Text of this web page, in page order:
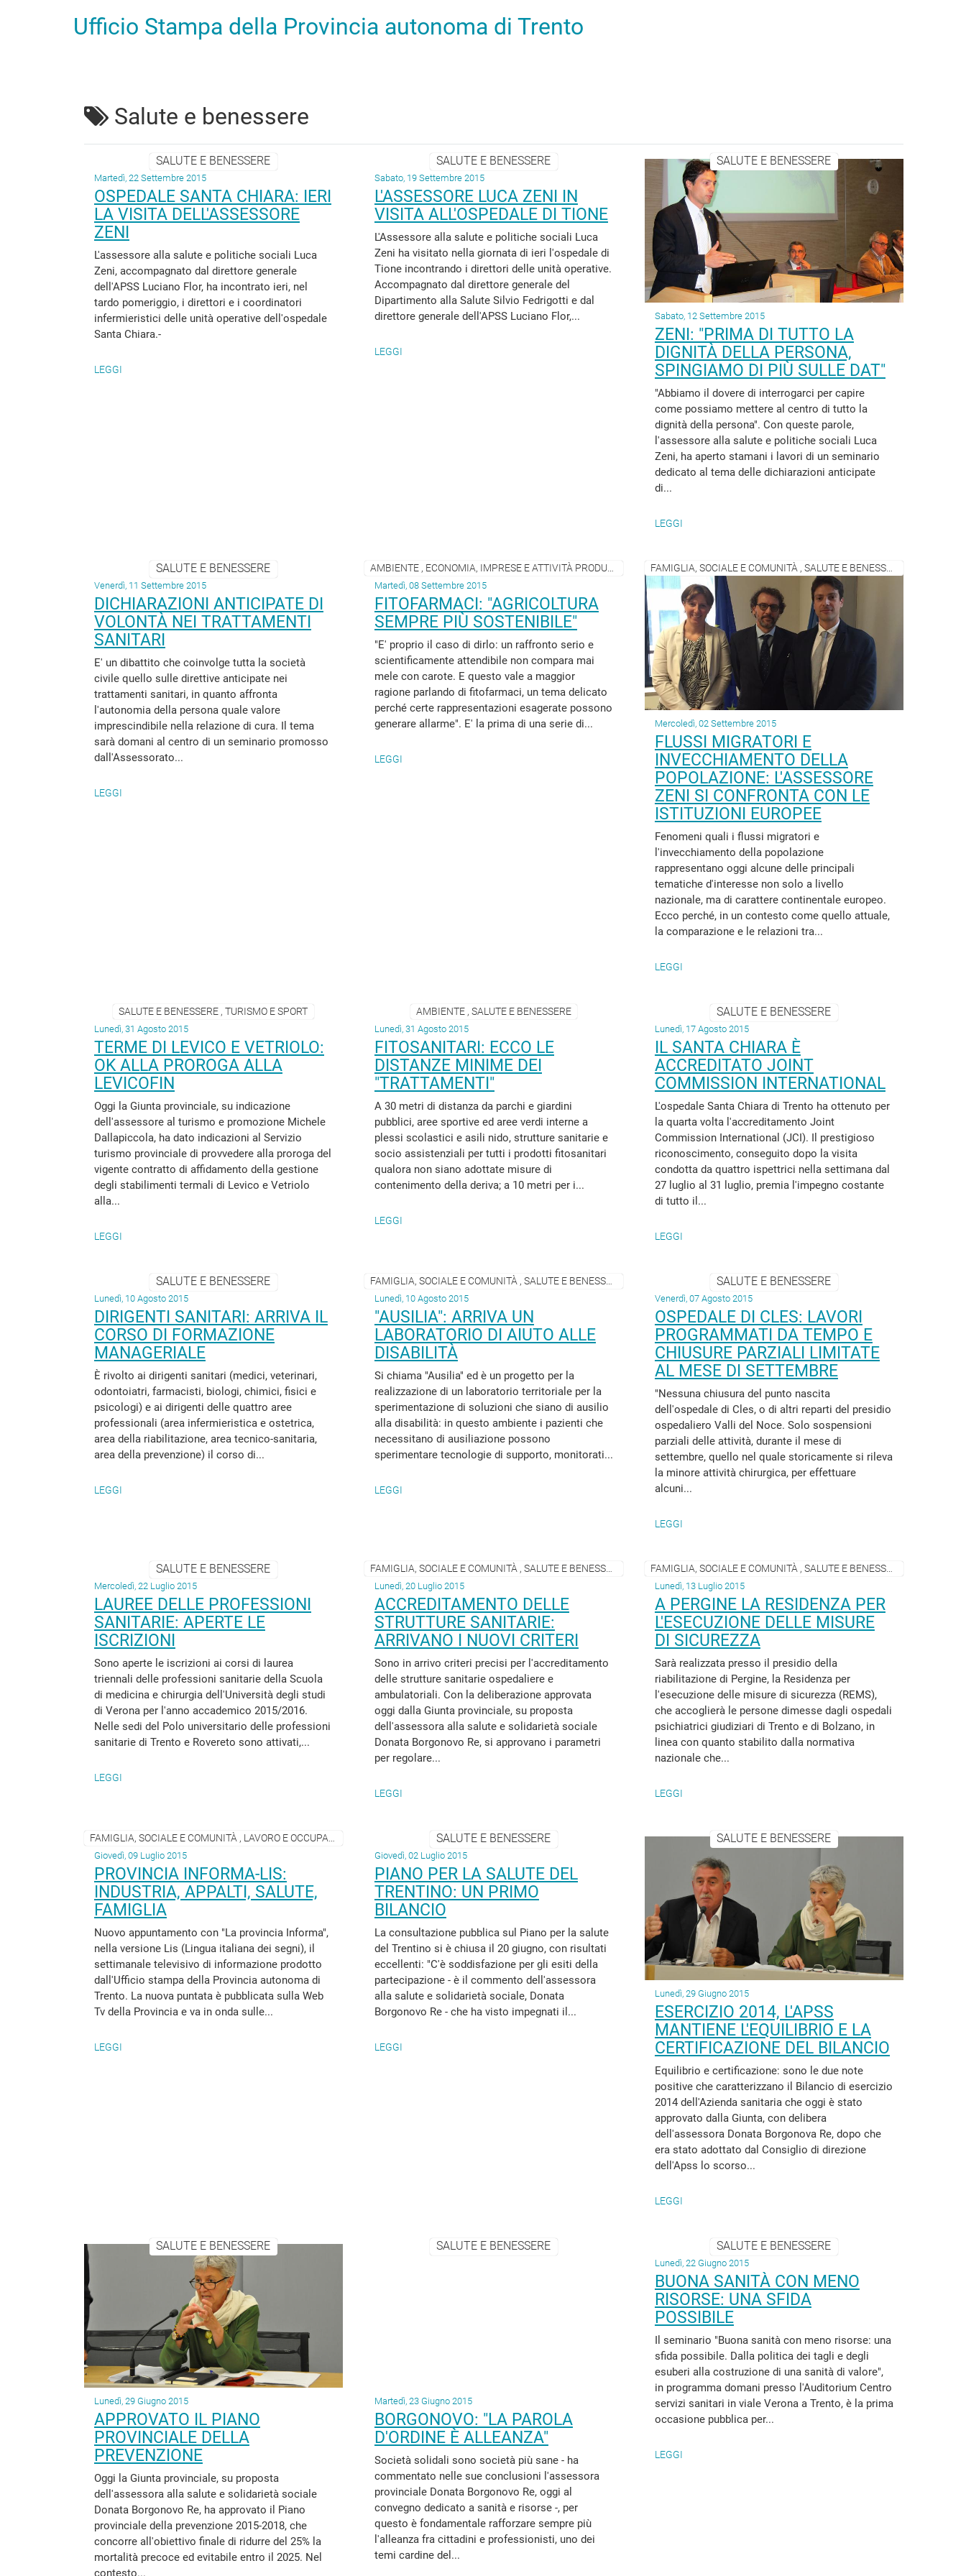
Ufficio Stampa della Provincia autonoma di Trento
Salute e benessere
SALUTE E BENESSERE
Martedì, 22 Settembre 2015
OSPEDALE SANTA CHIARA: IERI
LA VISITA DELL'ASSESSORE
ZENI
L'assessore alla salute e politiche sociali Luca
Zeni, accompagnato dal direttore generale
dell'APSS Luciano Flor, ha incontrato ieri, nel
tardo pomeriggio, i direttori e i coordinatori
infermieristici delle unità operative dell'ospedale
Santa Chiara.-
LEGGI
SALUTE E BENESSERE
Sabato, 19 Settembre 2015
L'ASSESSORE LUCA ZENI IN
VISITA ALL'OSPEDALE DI TIONE
L'Assessore alla salute e politiche sociali Luca
Zeni ha visitato nella giornata di ieri l'ospedale di
Tione incontrando i direttori delle unità operative.
Accompagnato dal direttore generale del
Dipartimento alla Salute Silvio Fedrigotti e dal
direttore generale dell'APSS Luciano Flor,...
LEGGI
SALUTE E BENESSERE
Sabato, 12 Settembre 2015
ZENI: "PRIMA DI TUTTO LA
DIGNITÀ DELLA PERSONA,
SPINGIAMO DI PIÙ SULLE DAT"
"Abbiamo il dovere di interrogarci per capire
come possiamo mettere al centro di tutto la
dignità della persona". Con queste parole,
l'assessore alla salute e politiche sociali Luca
Zeni, ha aperto stamani i lavori di un seminario
dedicato al tema delle dichiarazioni anticipate
di...
LEGGI
SALUTE E BENESSERE
Venerdì, 11 Settembre 2015
DICHIARAZIONI ANTICIPATE DI
VOLONTÀ NEI TRATTAMENTI
SANITARI
E' un dibattito che coinvolge tutta la società
civile quello sulle direttive anticipate nei
trattamenti sanitari, in quanto affronta
l'autonomia della persona quale valore
imprescindibile nella relazione di cura. Il tema
sarà domani al centro di un seminario promosso
dall'Assessorato...
LEGGI
Martedì, 08 Settembre 2015
FITOFARMACI: "AGRICOLTURA
SEMPRE PIÙ SOSTENIBILE"
"E' proprio il caso di dirlo: un raffronto serio e
scientificamente attendibile non compara mai
mele con carote. E questo vale a maggior
ragione parlando di fitofarmaci, un tema delicato
perché certe rappresentazioni esagerate possono
generare allarme". E' la prima di una serie di...
LEGGI
Mercoledì, 02 Settembre 2015
FLUSSI MIGRATORI E
INVECCHIAMENTO DELLA
POPOLAZIONE: L'ASSESSORE
ZENI SI CONFRONTA CON LE
ISTITUZIONI EUROPEE
Fenomeni quali i flussi migratori e
l'invecchiamento della popolazione
rappresentano oggi alcune delle principali
tematiche d'interesse non solo a livello
nazionale, ma di carattere continentale europeo.
Ecco perché, in un contesto come quello attuale,
la comparazione e le relazioni tra...
LEGGI
SALUTE E BENESSERE , TURISMO E SPORT
Lunedì, 31 Agosto 2015
TERME DI LEVICO E VETRIOLO:
OK ALLA PROROGA ALLA
LEVICOFIN
Oggi la Giunta provinciale, su indicazione
dell'assessore al turismo e promozione Michele
Dallapiccola, ha dato indicazioni al Servizio
turismo provinciale di provvedere alla proroga del
vigente contratto di affidamento della gestione
degli stabilimenti termali di Levico e Vetriolo
alla...
LEGGI
AMBIENTE , SALUTE E BENESSERE
Lunedì, 31 Agosto 2015
FITOSANITARI: ECCO LE
DISTANZE MINIME DEI
"TRATTAMENTI"
A 30 metri di distanza da parchi e giardini
pubblici, aree sportive ed aree verdi interne a
plessi scolastici e asili nido, strutture sanitarie e
socio assistenziali per tutti i prodotti fitosanitari
qualora non siano adottate misure di
contenimento della deriva; a 10 metri per i...
LEGGI
SALUTE E BENESSERE
Lunedì, 17 Agosto 2015
IL SANTA CHIARA È
ACCREDITATO JOINT
COMMISSION INTERNATIONAL
L'ospedale Santa Chiara di Trento ha ottenuto per
la quarta volta l'accreditamento Joint
Commission International (JCI). Il prestigioso
riconoscimento, conseguito dopo la visita
condotta da quattro ispettrici nella settimana dal
27 luglio al 31 luglio, premia l'impegno costante
di tutto il...
LEGGI
SALUTE E BENESSERE
Lunedì, 10 Agosto 2015
DIRIGENTI SANITARI: ARRIVA IL
CORSO DI FORMAZIONE
MANAGERIALE
È rivolto ai dirigenti sanitari (medici, veterinari,
odontoiatri, farmacisti, biologi, chimici, fisici e
psicologi) e ai dirigenti delle quattro aree
professionali (area infermieristica e ostetrica,
area della riabilitazione, area tecnico-sanitaria,
area della prevenzione) il corso di...
LEGGI
Lunedì, 10 Agosto 2015
"AUSILIA": ARRIVA UN
LABORATORIO DI AIUTO ALLE
DISABILITÀ
Si chiama "Ausilia" ed è un progetto per la
realizzazione di un laboratorio territoriale per la
sperimentazione di soluzioni che siano di ausilio
alla disabilità: in questo ambiente i pazienti che
necessitano di ausiliazione possono
sperimentare tecnologie di supporto, monitorati...
LEGGI
SALUTE E BENESSERE
Venerdì, 07 Agosto 2015
OSPEDALE DI CLES: LAVORI
PROGRAMMATI DA TEMPO E
CHIUSURE PARZIALI LIMITATE
AL MESE DI SETTEMBRE
"Nessuna chiusura del punto nascita
dell'ospedale di Cles, o di altri reparti del presidio
ospedaliero Valli del Noce. Solo sospensioni
parziali delle attività, durante il mese di
settembre, quello nel quale storicamente si rileva
la minore attività chirurgica, per effettuare
alcuni...
LEGGI
SALUTE E BENESSERE
Mercoledì, 22 Luglio 2015
LAUREE DELLE PROFESSIONI
SANITARIE: APERTE LE
ISCRIZIONI
Sono aperte le iscrizioni ai corsi di laurea
triennali delle professioni sanitarie della Scuola
di medicina e chirurgia dell'Università degli studi
di Verona per l'anno accademico 2015/2016.
Nelle sedi del Polo universitario delle professioni
sanitarie di Trento e Rovereto sono attivati,...
LEGGI
Lunedì, 20 Luglio 2015
ACCREDITAMENTO DELLE
STRUTTURE SANITARIE:
ARRIVANO I NUOVI CRITERI
Sono in arrivo criteri precisi per l'accreditamento
delle strutture sanitarie ospedaliere e
ambulatoriali. Con la deliberazione approvata
oggi dalla Giunta provinciale, su proposta
dell'assessora alla salute e solidarietà sociale
Donata Borgonovo Re, si approvano i parametri
per regolare...
LEGGI
Lunedì, 13 Luglio 2015
A PERGINE LA RESIDENZA PER
L'ESECUZIONE DELLE MISURE
DI SICUREZZA
Sarà realizzata presso il presidio della
riabilitazione di Pergine, la Residenza per
l'esecuzione delle misure di sicurezza (REMS),
che accoglierà le persone dimesse dagli ospedali
psichiatrici giudiziari di Trento e di Bolzano, in
linea con quanto stabilito dalla normativa
nazionale che...
LEGGI
Giovedì, 09 Luglio 2015
PROVINCIA INFORMA-LIS:
INDUSTRIA, APPALTI, SALUTE,
FAMIGLIA
Nuovo appuntamento con "La provincia Informa",
nella versione Lis (Lingua italiana dei segni), il
settimanale televisivo di informazione prodotto
dall'Ufficio stampa della Provincia autonoma di
Trento. La nuova puntata è pubblicata sulla Web
Tv della Provincia e va in onda sulle...
LEGGI
SALUTE E BENESSERE
Giovedì, 02 Luglio 2015
PIANO PER LA SALUTE DEL
TRENTINO: UN PRIMO
BILANCIO
La consultazione pubblica sul Piano per la salute
del Trentino si è chiusa il 20 giugno, con risultati
eccellenti: "C'è soddisfazione per gli esiti della
partecipazione - è il commento dell'assessora
alla salute e solidarietà sociale, Donata
Borgonovo Re - che ha visto impegnati il...
LEGGI
SALUTE E BENESSERE
Lunedì, 29 Giugno 2015
ESERCIZIO 2014, L'APSS
MANTIENE L'EQUILIBRIO E LA
CERTIFICAZIONE DEL BILANCIO
Equilibrio e certificazione: sono le due note
positive che caratterizzano il Bilancio di esercizio
2014 dell'Azienda sanitaria che oggi è stato
approvato dalla Giunta, con delibera
dell'assessora Donata Borgonova Re, dopo che
era stato adottato dal Consiglio di direzione
dell'Apss lo scorso...
LEGGI
SALUTE E BENESSERE
Lunedì, 29 Giugno 2015
APPROVATO IL PIANO
PROVINCIALE DELLA
PREVENZIONE
Oggi la Giunta provinciale, su proposta
dell'assessora alla salute e solidarietà sociale
Donata Borgonovo Re, ha approvato il Piano
provinciale della prevenzione 2015-2018, che
concorre all'obiettivo finale di ridurre del 25% la
mortalità precoce ed evitabile entro il 2025. Nel
contesto...
SALUTE E BENESSERE
Martedì, 23 Giugno 2015
BORGONOVO: "LA PAROLA
D'ORDINE È ALLEANZA"
Società solidali sono società più sane - ha
commentato nelle sue conclusioni l'assessora
provinciale Donata Borgonovo Re, oggi al
convegno dedicato a sanità e risorse -, per
questo è fondamentale rafforzare sempre più
l'alleanza fra cittadini e professionisti, uno dei
temi cardine del...
SALUTE E BENESSERE
Lunedì, 22 Giugno 2015
BUONA SANITÀ CON MENO
RISORSE: UNA SFIDA
POSSIBILE
Il seminario "Buona sanità con meno risorse: una
sfida possibile. Dalla politica dei tagli e degli
esuberi alla costruzione di una sanità di valore",
in programma domani presso l'Auditorium Centro
servizi sanitari in viale Verona a Trento, è la prima
occasione pubblica per...
LEGGI